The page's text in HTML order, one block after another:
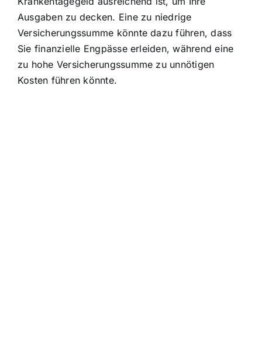
Ausgaben zu decken. Eine zu niedrige
Versicherungssumme könnte dazu führen, dass
Sie finanzielle Engpässe erleiden, während eine
zu hohe Versicherungssumme zu unnötigen
Kosten führen könnte.